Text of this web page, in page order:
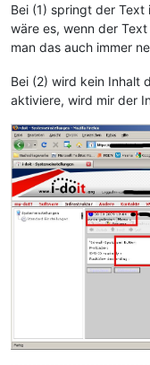
Bei (1) springt der Text
wäre es, wenn der
man das auch immer
Bei (2) wird kein Inhalt
aktiviere, wird mir der